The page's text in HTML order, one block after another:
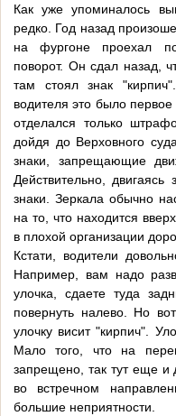
Как уже упоминалось
редко. Год назад
на фургоне проехал
поворот. Он сдал назад,
там стоял знак
водителя это было
отделался только
дойдя до Верховного
знаки, запрещающие
Действительно,
знаки. Зеркала обычно
на то, что находится
в плохой организации
Кстати, водители
Например, вам надо
улочка, сдаете туда
повернуть налево. Но
улочку висит "кирпич".
Мало того, что на
запрещено, так тут еще и
во встречном
большие неприятности.